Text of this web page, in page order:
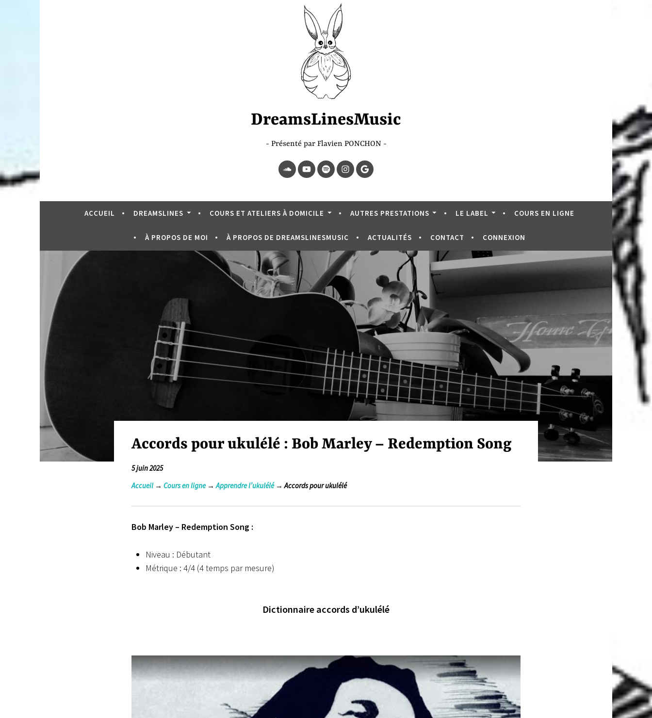
DreamsLinesMusic
Présenté par Flavien PONCHON
SoundCloud
YouTubeSpotifyInstagram
Page
Google
ACCUEIL DREAMSLINES COURS ET ATELIERS À DOMICILE AUTRES PRESTATIONS LE LABEL COURS EN LIGNE
À PROPOS DE MOI À PROPOS DE DREAMSLINESMUSIC ACTUALITÉS CONTACT CONNEXION
Accords pour ukulélé : Bob Marley – Redemption Song
5 juin 2025
Accueil→ Cours en ligne→Apprendre l’ukulélé→ Accords pour ukulélé
Bob Marley – Redemption Song :
Niveau : Débutant
Métrique : 4/4 (4 temps par mesure)
Dictionnaire accords d’ukulélé